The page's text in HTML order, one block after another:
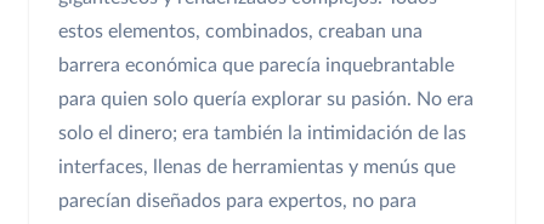
estos elementos, combinados, creaban una
barrera económica que parecía inquebrantable
para quien solo quería explorar su pasión. No era
solo el dinero; era también la intimidación de las
interfaces, llenas de herramientas y menús que
parecían diseñados para expertos, no para